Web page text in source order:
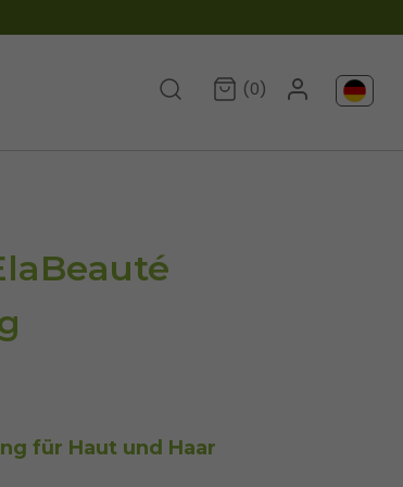
(0)
für Haut und Haar